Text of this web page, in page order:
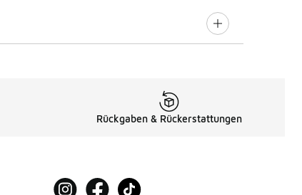
Rückgaben & Rückerstattungen